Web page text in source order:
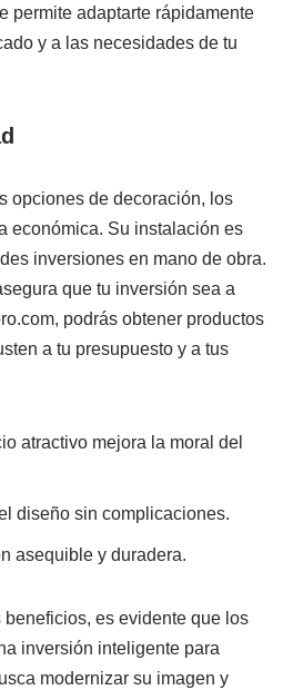
permite adaptarte rápidamente
y a las necesidades de tu
opciones de decoración, los
económica. Su instalación es
inversiones en mano de obra.
que tu inversión sea a
podrás obtener productos
a tu presupuesto y a tus
atractivo mejora la moral del
diseño sin complicaciones.
asequible y duradera.
es evidente que los
inversión inteligente para
modernizar su imagen y